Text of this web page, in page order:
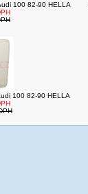
100 82-90 HELLA
100 82-90 HELLA